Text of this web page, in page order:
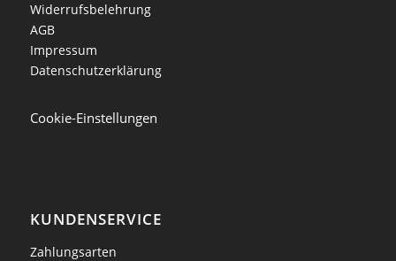
Widerrufsbelehrung
AGB
Impressum
Datenschutzerklärung
Cookie-Einstellungen
KUNDENSERVICE
Zahlungsarten